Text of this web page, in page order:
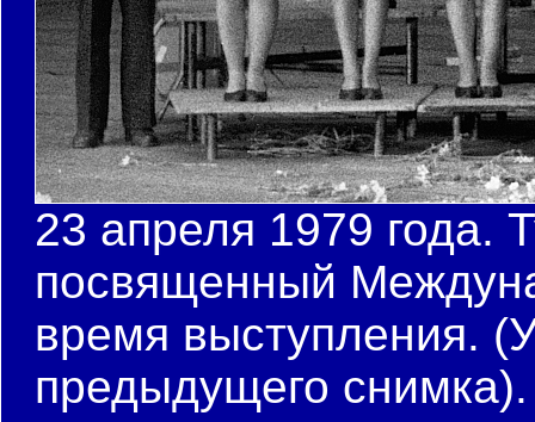
23 апреля 1979 года.
посвященный
время выступления.
предыдущего снимка).